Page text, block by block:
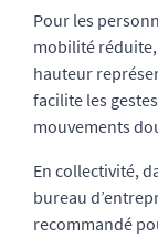
Pour les
mobilité
hauteur
facilite les
mouvements
En collectivité,
bureau
recommandé